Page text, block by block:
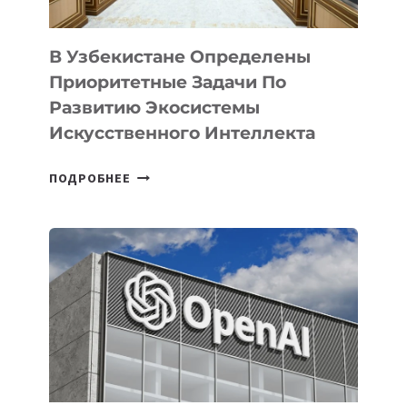
В Узбекистане Определены
Приоритетные Задачи По
Развитию Экосистемы
Искусственного Интеллекта
ПОДРОБНЕЕ
ПРИОРИТЕТНЫЕ
ЗАДАЧИ
ПО
РАЗВИТИЮ
ЭКОСИСТЕМЫ
ИСКУССТВЕННОГО
ИНТЕЛЛЕКТА